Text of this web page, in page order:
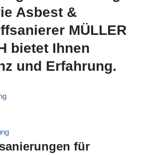
Asbest &
MÜLLER
bietet Ihnen
und Erfahrung.
für